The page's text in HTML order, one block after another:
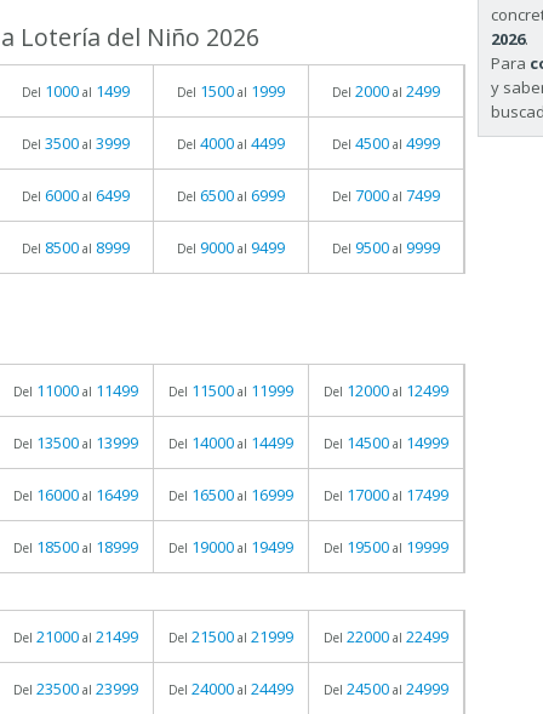
Lotería del Niño 2026
Del 1000 al 1499 Del 1500 al 1999 Del 2000 al 2499
Del 3500 al 3999 Del 4000 al 4499 Del 4500 al 4999
Del 6000 al 6499 Del 6500 al 6999 Del 7000 al 7499
Del 8500 al 8999 Del 9000 al 9499 Del 9500 al 9999
Del 11000 al 11499 Del 11500 al 11999 Del 12000 al 12499
Del 13500 al 13999 Del 14000 al 14499 Del 14500 al 14999
Del 16000 al 16499 Del 16500 al 16999 Del 17000 al 17499
Del 18500 al 18999 Del 19000 al 19499 Del 19500 al 19999
Del 21000 al 21499 Del 21500 al 21999 Del 22000 al 22499
Del 23500 al 23999 Del 24000 al 24499 Del 24500 al 24999
2026.
Para
y